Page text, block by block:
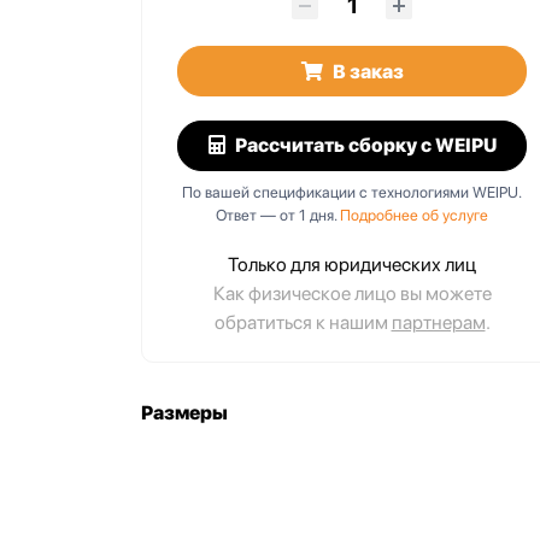
В заказ
Рассчитать сборкус WEIPU
По вашей спецификации с технологиями WEIPU.
Ответ — от 1 дня. Подробнее об услуге
Только для юридических лиц
Как физическое лицо вы можете
обратиться к нашим партнерам.
Размеры